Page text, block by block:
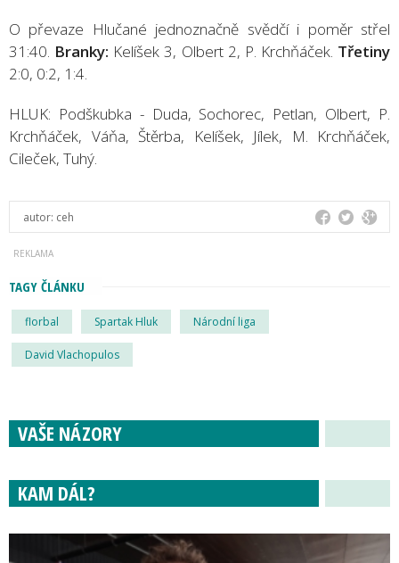
O převaze Hlučané jednoznačně svědčí i poměr střel
31:40. Branky: Kelíšek 3, Olbert 2, P. Krchňáček. Třetiny
2:0, 0:2, 1:4.
HLUK: Podškubka - Duda, Sochorec, Petlan, Olbert, P.
Krchňáček, Váňa, Štěrba, Kelíšek, Jílek, M. Krchňáček,
Cileček, Tuhý.
autor: ceh
TAGY ČLÁNKU
florbal Spartak Hluk Národní liga
David Vlachopulos
VAŠE NÁZORY
KAM DÁL?